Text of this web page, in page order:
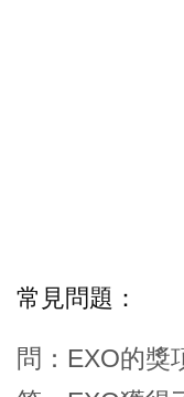
常見問題：
問：EXO的獎